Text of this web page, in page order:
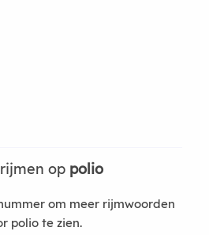
op polio
om meer rijmwoorden
polio te zien.